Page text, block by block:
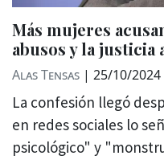
Más mujeres
abusos y la justicia
Alas Tensas | 25/10/2024
La confesión llegó
en redes sociales lo
psicológico" y